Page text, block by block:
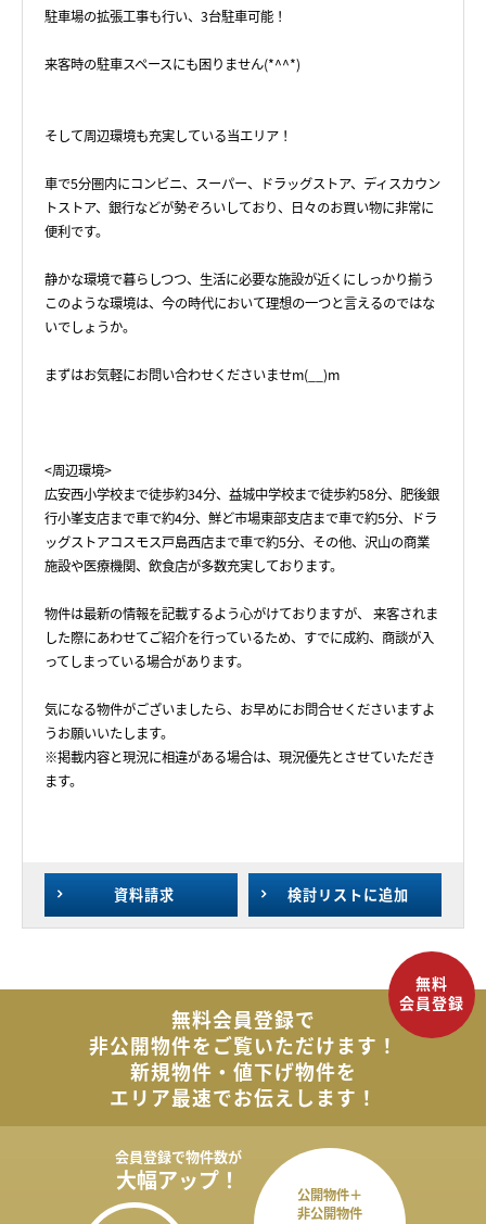
資料請求 検討リストに追加
駐車場の拡張工事も行い、3台駐車可能！
来客時の駐車スペースにも困りません(*^^*)
そして周辺環境も充実している当エリア！
車で5分圏内にコンビニ、スーパー、ドラッグストア、ディスカウン
トストア、銀行などが勢ぞろいしており、日々のお買い物に非常に
便利です。
静かな環境で暮らしつつ、生活に必要な施設が近くにしっかり揃う
このような環境は、今の時代において理想の一つと言えるのではな
いでしょうか。
まずはお気軽にお問い合わせくださいませm(__)m
<周辺環境>
広安西小学校まで徒歩約34分、益城中学校まで徒歩約58分、肥後銀
行小峯支店まで車で約4分、鮮ど市場東部支店まで車で約5分、ドラ
ッグストアコスモス戸島西店まで車で約5分、その他、沢山の商業
施設や医療機関、飲食店が多数充実しております。
物件は最新の情報を記載するよう心がけておりますが、 来客されま
した際にあわせてご紹介を行っているため、すでに成約、商談が入
ってしまっている場合があります。
気になる物件がございましたら、お早めにお問合せくださいますよ
うお願いいたします。
※掲載内容と現況に相違がある場合は、現況優先とさせていただき
ます。
無料会員登録で
非公開物件をご覧いただけます！
新規物件・値下げ物件を
エリア最速でお伝えします！
会員登録で物件数が
大幅アップ！
公開物件＋
非公開物件